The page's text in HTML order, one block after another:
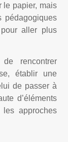
le papier, mais
pédagogiques
aller plus
rencontrer
établir une
de passer à
d’éléments
les approches